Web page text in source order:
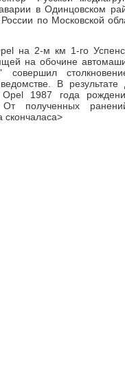
в Одинцовском
по Московской
на 2-м км 1-го
на обочине
В результате
Opel 1987 года
От полученных
скончаласa>